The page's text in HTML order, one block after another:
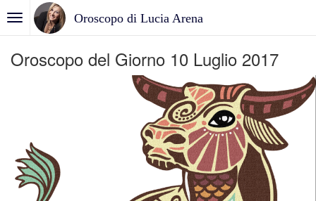
Oroscopo di Lucia Arena
Oroscopo del Giorno 10 Luglio 2017